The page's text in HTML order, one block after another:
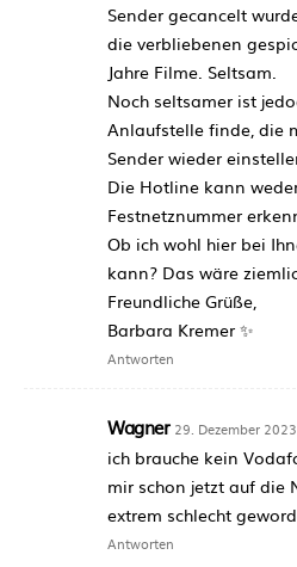
Sender gecancelt
die verbliebenen
Jahre Filme. Seltsam.
Noch seltsamer ist
Anlaufstelle finde, die
Sender wieder
Die Hotline kann
Festnetznummer
Ob ich wohl hier bei
kann? Das wäre
Freundliche Grüße,
Barbara Kremer ✨
Antworten
Wagner 29. Dezember
ich brauche kein
mir schon jetzt auf die
extrem schlecht
Antworten